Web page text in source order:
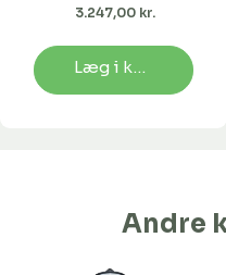
3.247,00 kr.
Læg i kurv
Andre